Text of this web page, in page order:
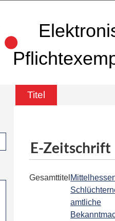
Titel
E-Zeitschrift
Gesamttitel
amtliche